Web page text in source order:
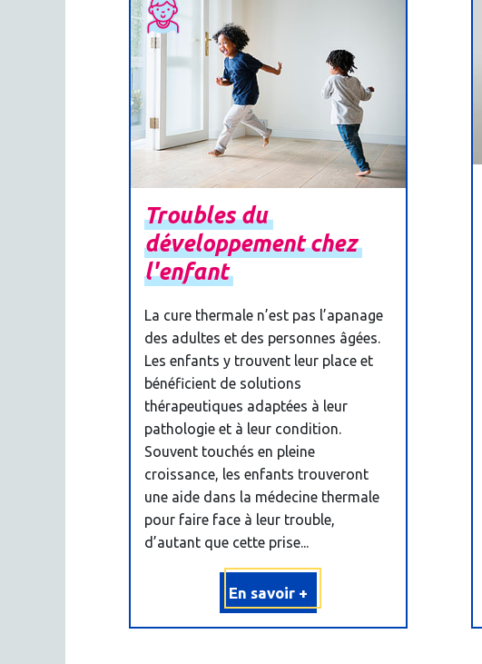
Troublesdu
développementchez
l'enfant
La cure thermale n’est pas l’apanage
des adultes et des personnes âgées.
Les enfants y trouvent leur place et
bénéficient de solutions
thérapeutiques adaptées à leur
pathologie et à leur condition.
Souvent touchés en pleine
croissance, les enfants trouveront
une aide dans la médecine thermale
pour faire face à leur trouble,
d’autant que cette prise...
En savoir +